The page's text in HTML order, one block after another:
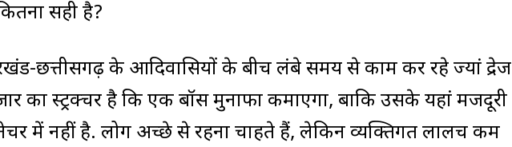
सही है?
छत्तीसगढ़ के आदिवासियों के बीच लंबे समय से काम कर रहे ज्यां द्रेज
का स्ट्रक्चर है कि एक बॉस मुनाफा कमाएगा, बाकि उसके यहां मजदूरी
में नहीं है. लोग अच्छे से रहना चाहते हैं, लेकिन व्यक्तिगत लालच कम